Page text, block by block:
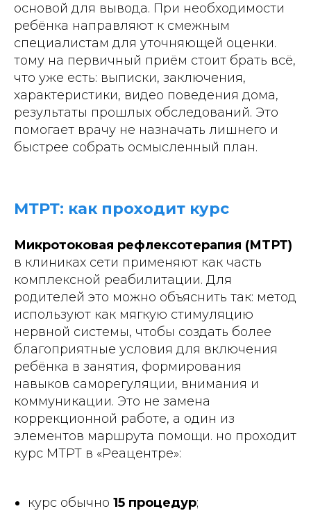
основой для вывода. При необходимости
ребёнка направляют к смежным
специалистам для уточняющей оценки.
тому на первичный приём стоит брать всё,
что уже есть: выписки, заключения,
характеристики, видео поведения дома,
результаты прошлых обследований. Это
помогает врачу не назначать лишнего и
быстрее собрать осмысленный план.
МТРТ: как проходит курс
Микротоковая рефлексотерапия (МТРТ)
в клиниках сети применяют как часть
комплексной реабилитации. Для
родителей это можно объяснить так: метод
используют как мягкую стимуляцию
нервной системы, чтобы создать более
благоприятные условия для включения
ребёнка в занятия, формирования
навыков саморегуляции, внимания и
коммуникации. Это не замена
коррекционной работе, а один из
элементов маршрута помощи. но проходит
курс МТРТ в «Реацентре»:
курс обычно 15 процедур;